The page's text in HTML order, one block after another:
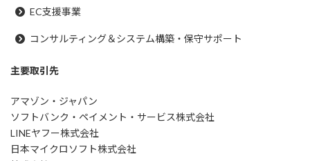
EC支援事業
コンサルティング＆システム構築・保守サポート
主要取引先
アマゾン・ジャパン
ソフトバンク・ペイメント・サービス株式会社
LINEヤフー株式会社
日本マイクロソフト株式会社